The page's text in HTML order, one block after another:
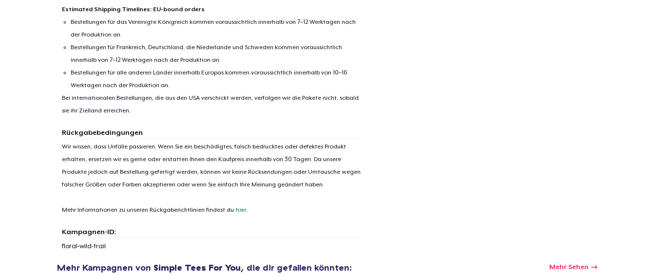
Estimated Shipping Timelines: EU-bound orders
Bestellungen für das Vereinigte Königreich kommen voraussichtlich innerhalb von 7–12 Werktagen nach
der Produktion an.
Bestellungen für Frankreich, Deutschland, die Niederlande und Schweden kommen voraussichtlich
innerhalb von 7–12 Werktagen nach der Produktion an.
Bestellungen für alle anderen Länder innerhalb Europas kommen voraussichtlich innerhalb von 10–16
Werktagen nach der Produktion an.
Bei internationalen Bestellungen, die aus den USA verschickt werden, verfolgen wir die Pakete nicht, sobald
sie ihr Zielland erreichen.
Rückgabebedingungen
Wir wissen, dass Unfälle passieren. Wenn Sie ein beschädigtes, falsch bedrucktes oder defektes Produkt
erhalten, ersetzen wir es gerne oder erstatten Ihnen den Kaufpreis innerhalb von 30 Tagen. Da unsere
Produkte jedoch auf Bestellung gefertigt werden, können wir keine Rücksendungen oder Umtausche wegen
falscher Größen oder Farben akzeptieren oder wenn Sie einfach Ihre Meinung geändert haben.
Mehr Informationen zu unseren Rückgaberichtlinien findest du hier.
Kampagnen-ID:
floral-wild-trail
Mehr Kampagnen von Simple Tees For You, die dir gefallen könnten: Mehr Sehen
1 Artikel wurde zum Einkaufswagen